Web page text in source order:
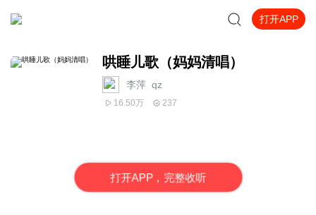
打开APP
哄睡儿歌（妈妈清唱）
李萍_qz
16.50万 237
打开APP，完整收听